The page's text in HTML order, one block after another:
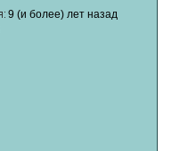
9 (и более) лет назад